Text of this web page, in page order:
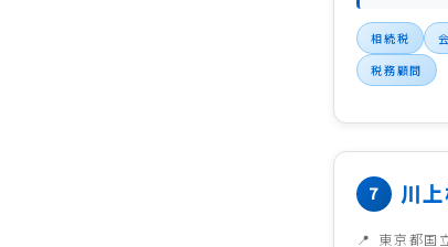
相続税
税務顧問
川
東京都国